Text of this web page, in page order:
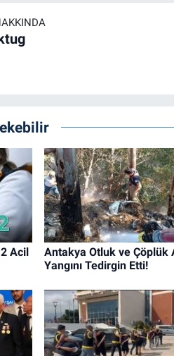
Acil
Antakya Otluk ve Çöplük
Yangını Tedirgin Etti!